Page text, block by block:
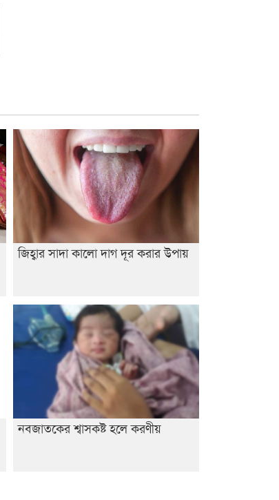
নিহত
শেষ সময়ে ভোট কারচুরি অভিযোগ
আবিদের
জিহ্বার সাদা কালো দাগ দূর করার উপায়
নবজাতকের শ্বাসকষ্ট হলে করণীয়